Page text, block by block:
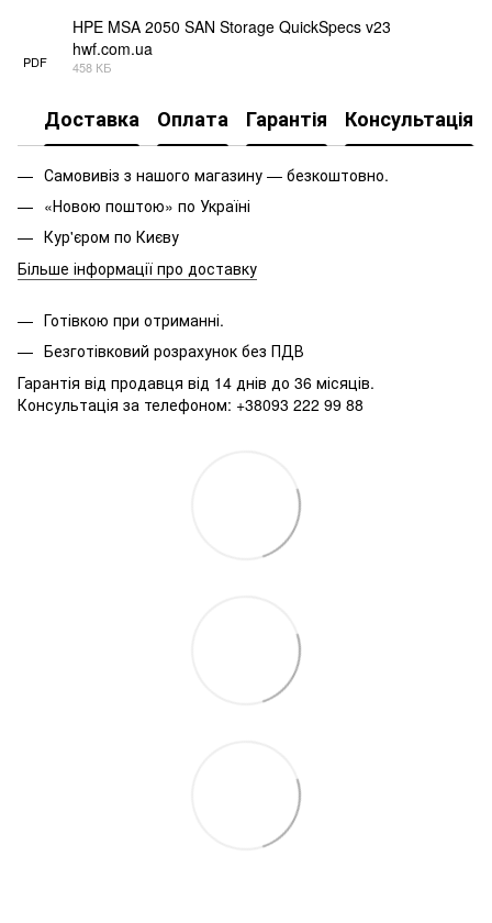
PDF
HPE MSA 2050 SAN Storage QuickSpecs v23
hwf.com.ua
458 КБ
Доставка Оплата Гарантія Консультація
Самовивіз з нашого магазину — безкоштовно.
«Новою поштою» по Україні
Кур'єром по Києву
Більше інформації про доставку
Готівкою при отриманні.
Безготівковий розрахунок без ПДВ
Гарантія від продавця від 14 днів до 36 місяців.
Консультація за телефоном: +38093 222 99 88